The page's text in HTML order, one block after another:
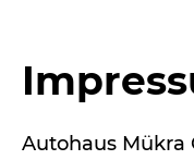
Autohaus Mükra